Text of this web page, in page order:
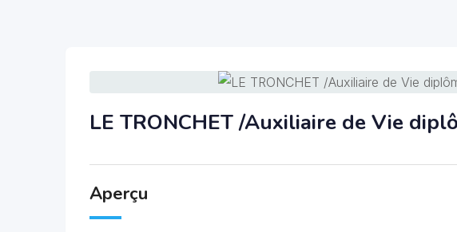
LE TRONCHET /Auxiliaire de Vie
Aperçu